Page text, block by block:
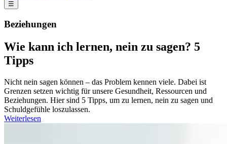
☰
Beziehungen
Wie kann ich lernen, nein zu sagen? 5
Tipps
Nicht nein sagen können – das Problem kennen viele. Dabei ist
Grenzen setzen wichtig für unsere Gesundheit, Ressourcen und
Beziehungen. Hier sind 5 Tipps, um zu lernen, nein zu sagen und
Schuldgefühle loszulassen.
Weiterlesen